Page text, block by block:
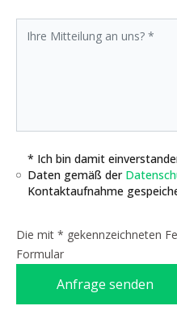
* Ich bin damit
Daten gemäß der
Kontaktaufnahme
Die mit * gekennzeichneten
Formular
Anfrage senden